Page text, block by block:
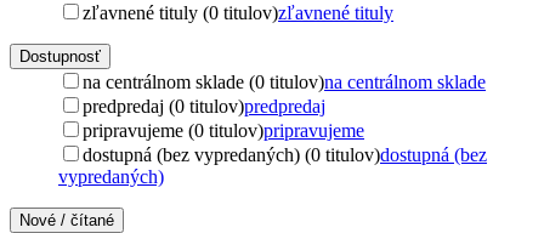
zľavnené tituly (0 titulov)zľavnené tituly
Dostupnosť
na centrálnom sklade (0 titulov)na centrálnom sklade
predpredaj (0 titulov)predpredaj
pripravujeme (0 titulov)pripravujeme
dostupná (bez vypredaných) (0 titulov)dostupná (bez
vypredaných)
Nové / čítané